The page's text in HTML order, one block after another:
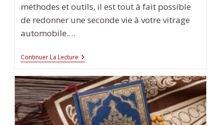
méthodes et outils, il est tout à fait possible
de redonner une seconde vie à votre vitrage
automobile.…
Continuer La Lecture Comment
Réparer
Pare-
Brise
Sans
Le
Changer
?